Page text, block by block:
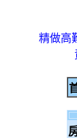
精做高